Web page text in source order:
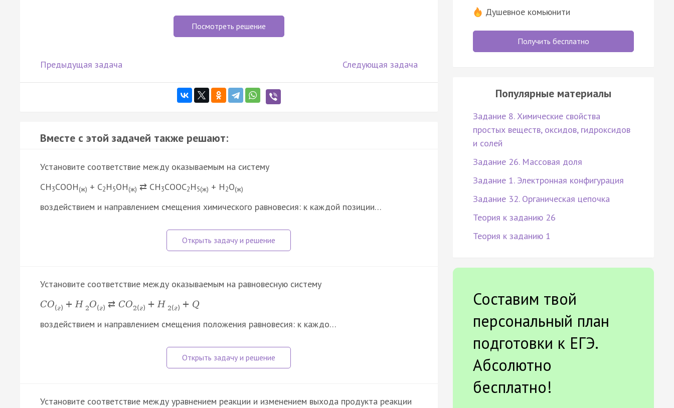
Посмотреть решение
Предыдущая задача Следующая задача
Вместе с этой задачей также решают:
Установите соответствие между оказываемым на систему
CH3COOH(ж) + C2H5OH(ж) ⇄ CH3COOC2H5(ж) + H2O(ж)
воздействием и направлением смещения химического равновесия: к каждой позиции…
Установите соответствие между оказываемым на равновесную систему
CO(г) + H 2O(г) ⇄ CO2(г) + H 2(г) + Q
воздействием и направлением смещения положения равновесия: к каждо…
Установите соответствие между уравнением реакции и изменением выхода продукта реакции
Душевное комьюнити
Получить бесплатно
Популярные материалы
Задание 8. Химические свойства
простых веществ, оксидов, гидроксидов
и солей
Задание 26. Массовая доля
Задание 1. Электронная конфигурация
Задание 32. Органическая цепочка
Теория к заданию 26
Теория к заданию 1
Составим твой
персональный план
подготовки к ЕГЭ.
Абсолютно
бесплатно!